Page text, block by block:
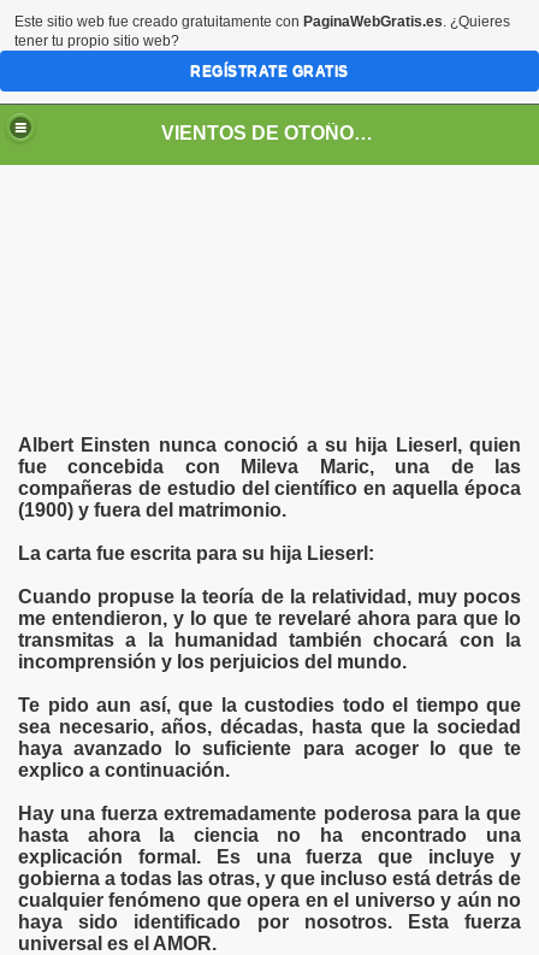
VIENTOS DE OTOÑO POR FANNY JEM WONG
Albert Einsten nunca conoció a su hija Lieserl, quien
fue concebida con Mileva Maric, una de las
compañeras de estudio del científico en aquella época
(1900) y fuera del matrimonio.
La carta fue escrita para su hija Lieserl:
Cuando propuse la teoría de la relatividad, muy pocos
me entendieron, y lo que te revelaré ahora para que lo
transmitas a la humanidad también chocará con la
incomprensión y los perjuicios del mundo.
Te pido aun así, que la custodies todo el tiempo que
sea necesario, años, décadas, hasta que la sociedad
haya avanzado lo suficiente para acoger lo que te
explico a continuación.
Hay una fuerza extremadamente poderosa para la que
hasta ahora la ciencia no ha encontrado una
explicación formal. Es una fuerza que incluye y
gobierna a todas las otras, y que incluso está detrás de
cualquier fenómeno que opera en el universo y aún no
haya sido identificado por nosotros. Esta fuerza
universal es el AMOR.
-EDUCACIÓN -UNIVERSIDADES- ARTE-
LIBRES
POESÍA ORIENTAL
EROTICA , SUGESTIVA POR FANNY JEM WONG
, DESOLACIÓN Y TRISTEZA
A MIS POEMAS
Este sitio web fue creado gratuitamente con PaginaWebGratis.es. ¿Quieres
tener tu propio sitio web?
REGÍSTRATE GRATIS